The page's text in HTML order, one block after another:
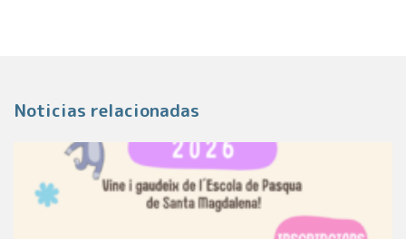
Noticias relacionadas